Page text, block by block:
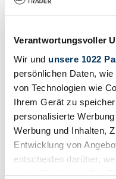
Verantwortungsvoller
Wir und unsere 1022
persönlichen Daten,
von Technologien wie
Ihrem Gerät zu
personalisierte
Werbung und Inhalten,
Entwicklung von
entscheiden darüber,
nutzt. Sie können Ihre
Cadillac Series 60
Cadillac STS
Cadillac V-16
Risultati della
Attualmente non ci sono